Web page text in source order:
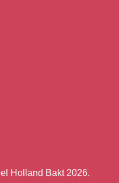
Holland Bakt 2026.